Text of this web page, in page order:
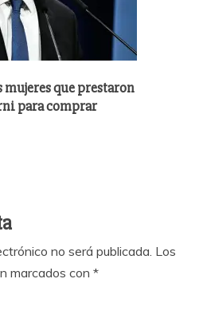
mujeres que prestaron
para comprar
no será publicada. Los
marcados con *